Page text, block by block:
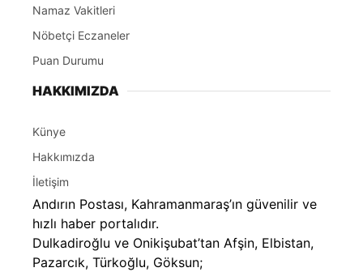
Namaz Vakitleri
Nöbetçi Eczaneler
Puan Durumu
HAKKIMIZDA
Künye
Hakkımızda
İletişim
Andırın Postası, Kahramanmaraş’ın güvenilir ve
hızlı haber portalıdır.
Dulkadiroğlu ve Onikişubat’tan Afşin, Elbistan,
Pazarcık, Türkoğlu, Göksun;